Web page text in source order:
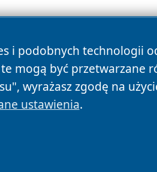
i podobnych technologii
mogą być przetwarzane
wyrażasz zgodę na
ustawienia.